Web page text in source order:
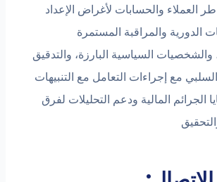
العملاء والحسابات لأغراض الإعداد
الدورية والمراقبة المستمرة
والشخصيات السياسية البارزة، والتدقيق
مع إجراءات التعامل مع التنبيهات
الجرائم المالية ودعم التحليلات لفرق